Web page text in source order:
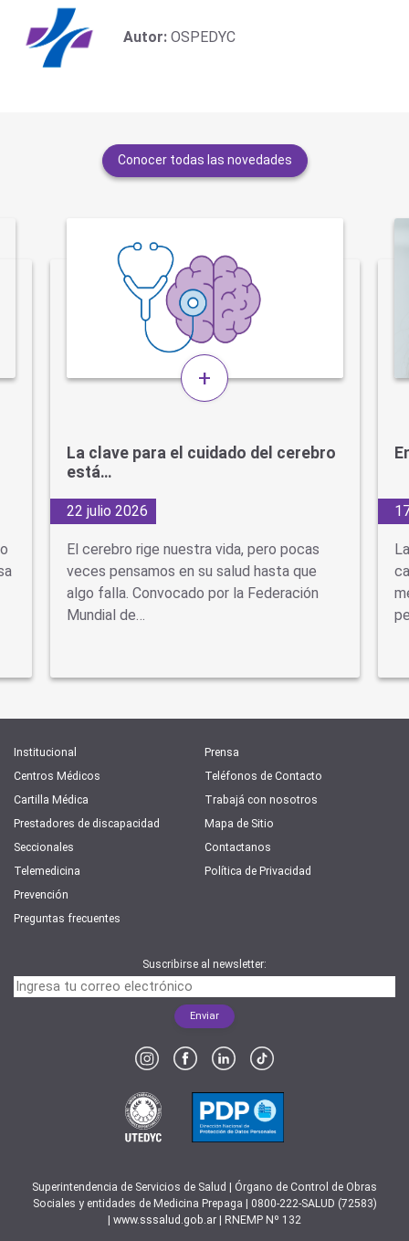
Autor: OSPEDYC
Conocer todas las novedades
+
La clave para el cuidado del cerebro
está…
22 julio 2026
El cerebro rige nuestra vida, pero pocas
veces pensamos en su salud hasta que
algo falla. Convocado por la Federación
Mundial de…
Institucional
Centros Médicos
Cartilla Médica
Prestadores de discapacidad
Seccionales
Telemedicina
Prevención
Preguntas frecuentes
Prensa
Teléfonos de Contacto
Trabajá con nosotros
Mapa de Sitio
Contactanos
Política de Privacidad
Suscribirse al newsletter:
Superintendencia de Servicios de Salud | Órgano de Control de Obras
Sociales y entidades de Medicina Prepaga | 0800-222-SALUD (72583)
www.sssalud.gob.ar | RNEMP Nº 132